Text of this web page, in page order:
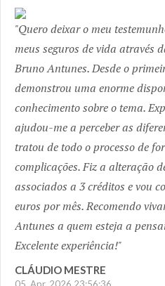
Quero deixar o meu
meus seguros de vida através
Bruno Antunes. Desde o
demonstrou uma enorme
conhecimento sobre o tema.
ajudou-me a perceber as
tratou de todo o processo de
complicações. Fiz a alteração
associados a 3 créditos e vou
euros por mês. Recomendo
Antunes a quem esteja a
Excelente experiência!
CLÁUDIO MESTRE